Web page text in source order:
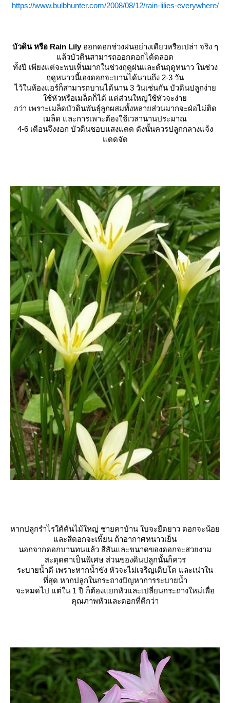
https://www.bulbhunter.com/2008/08/12/rain-lilies-everywhere/
บัวดิน หรือ Rain Lilyออกดอกช่วงฝนอย่างเดียวหรือเปล่า จริง ๆ
ล้วบัวดินสามารถออกดอกได้ตลอด
ทั้งปี เพียงแต่จะพบเห็นมากในช่วงฤดูฝนและต้นฤดูหนาว ในช่วง
ฤดูหนาวนี้เองดอกจะบานได้นานถึง 2-3 วัน
ไว้ในห้องแอร์ก็สามารถบานได้นาน 3 วันเช่นกัน บัวดินปลูกง่า
ช้หัวหรือเมล็ดก็ได้ แต่ส่วนใหญ่ใช้หัวจะง่า
กว่า เพราะเมล็ดบัวดินพันธุ์ลูกผสมทั้งหลายส่วนมากจะฝ่อไม่ติด
เมล็ด และการเพาะต้องใช้เวลานานประมาณ
4-6 เดือนจึงงอก บัวดินชอบแสงแดด ดังนั้นควรปลูกกลางแจ้ง
ดดจัด
หากปลูกรำไรใต้ต้นไม้ใหญ่ ชายคาบ้าน ใบจะยืดยาว ดอกจะน้อ
ละสีดอกจะเพี้ยน ถ้าอากาศหนาวเย็น
นอกจากดอกบานทนแล้ว สีสันและขนาดของดอกจะสวยงาม
สะดุดตาเป็นพิเศษ ส่วนของดินปลูกนั้นก็ควร
ระบายน้ำดี เพราะหากน้ำขัง หัวจะไม่เจริญเติบโต และเน่าใน
ที่สุด หากปลูกในกระถางปัญหาการระบายน้ำ
จะหมดไป แต่ใน 1 ปี ก็ต้องแยกหัวและเปลี่ยนกระถางใหม่เพื่อ
คุณภาพหัวและดอกที่ดีกว่า